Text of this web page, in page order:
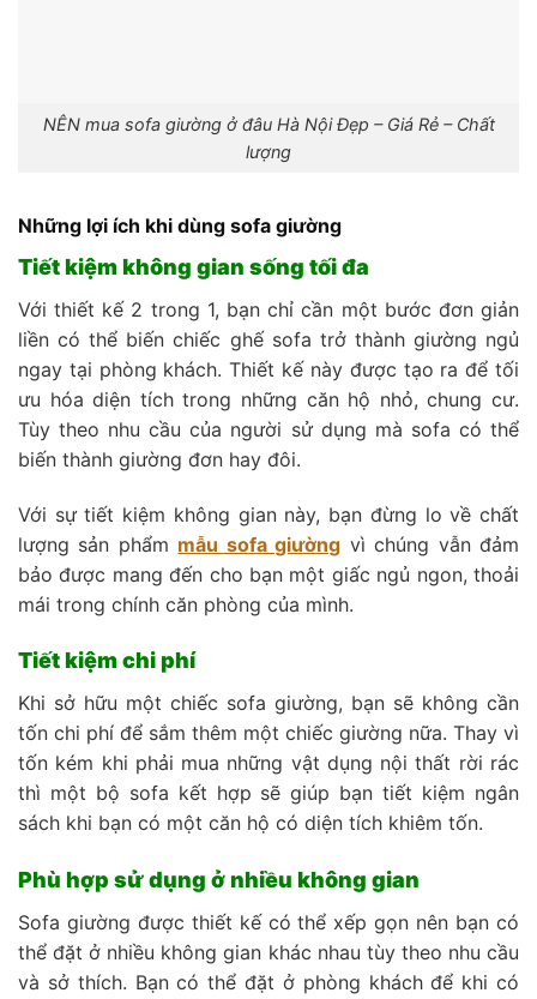
NÊN mua sofa giường ở đâu Hà Nội Đẹp – Giá Rẻ – Chất
lượng
Những lợi ích khi dùng sofa giường
Tiết kiệm không gian sống tối đa
Với thiết kế 2 trong 1, bạn chỉ cần một bước đơn giản
liền có thể biến chiếc ghế sofa trở thành giường ngủ
ngay tại phòng khách. Thiết kế này được tạo ra để tối
ưu hóa diện tích trong những căn hộ nhỏ, chung cư.
Tùy theo nhu cầu của người sử dụng mà sofa có thể
biến thành giường đơn hay đôi.
Với sự tiết kiệm không gian này, bạn đừng lo về chất
lượng sản phẩm mẫu sofa giường vì chúng vẫn đảm
bảo được mang đến cho bạn một giấc ngủ ngon, thoải
mái trong chính căn phòng của mình.
Tiết kiệm chi phí
Khi sở hữu một chiếc sofa giường, bạn sẽ không cần
tốn chi phí để sắm thêm một chiếc giường nữa. Thay vì
tốn kém khi phải mua những vật dụng nội thất rời rác
thì một bộ sofa kết hợp sẽ giúp bạn tiết kiệm ngân
sách khi bạn có một căn hộ có diện tích khiêm tốn.
Phù hợp sử dụng ở nhiều không gian
Sofa giường được thiết kế có thể xếp gọn nên bạn có
thể đặt ở nhiều không gian khác nhau tùy theo nhu cầu
và sở thích. Bạn có thể đặt ở phòng khách để khi có